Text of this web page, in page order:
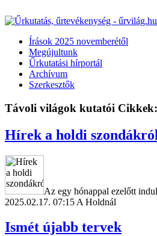
Írások 2025 novemberétől
Megújultunk
Űrkutatási hírportál
Archívum
Szerkesztők
Távoli világok kutatói
Hírek a holdi szondákról
Az egy hónappal ezelőtt
2025.02.17. 07:15 A Holdnál
Ismét újabb tervek